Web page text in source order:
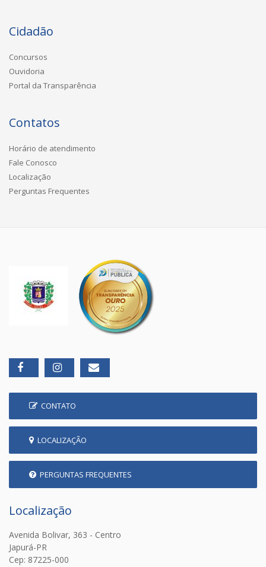
Cidadão
Concursos
Ouvidoria
Portal da Transparência
Contatos
Horário de atendimento
Fale Conosco
Localização
Perguntas Frequentes
CONTATO
LOCALIZAÇÃO
PERGUNTAS FREQUENTES
Localização
Avenida Bolivar, 363 - Centro
Japurá-PR
Cep: 87225-000